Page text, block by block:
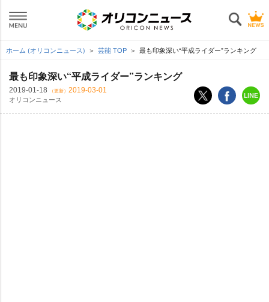
ホーム (オリコンニュース) 芸能 TOP 最も印象深い“平成ライダー”ランキング
最も印象深い“平成ライダー”ランキング
2019-01-18 （更新） 2019-03-01
オリコンニュース